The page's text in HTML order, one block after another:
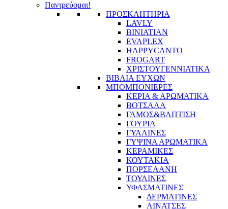
Παντρεύομαι!
ΠΡΟΣΚΛΗΤΗΡΙΑ
LAVLY
BINIATIAN
EVAPLEX
HAPPYCANTO
FROGART
ΧΡΙΣΤΟΥΓΕΝΝΙΑΤΙΚΑ
ΒΙΒΛΙΑ ΕΥΧΩΝ
ΜΠΟΜΠΟΝΙΕΡΕΣ
ΚΕΡΙΑ & ΑΡΩΜΑΤΙΚΑ
ΒΟΤΣΑΛΑ
ΓΑΜΟΣ&ΒΑΠΤΙΣΗ
ΓΟΥΡΙΑ
ΓΥΑΛΙΝΕΣ
ΓΥΨΙΝΑ ΑΡΩΜΑΤΙΚΑ
ΚΕΡΑΜΙΚΕΣ
ΚΟΥΤΑΚΙΑ
ΠΟΡΣΕΛΑΝΗ
ΤΟΥΛΙΝΕΣ
ΥΦΑΣΜΑΤΙΝΕΣ
ΔΕΡΜΑΤΙΝΕΣ
ΛΙΝΑΤΣΕΣ